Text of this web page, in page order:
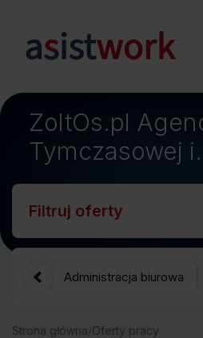
ZoltOs.pl
Tymczasowej i
Pośrednictwa
Filtruj oferty
Administracja biurowa
Strona główna Oferty pracy